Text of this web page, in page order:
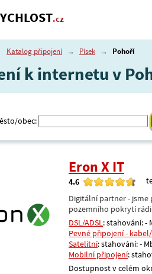
.cz
Katalog připojení → Písek → Pohoří
k internetu v
obec:
Eron X IT
4.6
Digitální partner -
pozemního pokrytí
DSL/ADSL: stahování: -
Pevné připojení -
Satelitní: stahování: -
Mobilní připojení:
Dostupnost v celém